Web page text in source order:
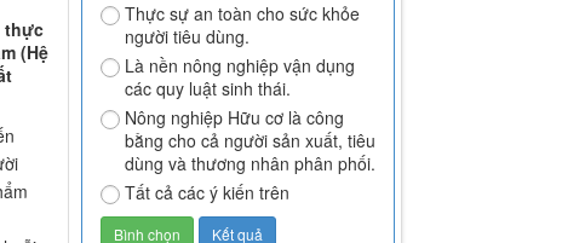
thực
(Hệ
Thực sự an toàn cho sức khỏe
người tiêu dùng.
Là nền nông nghiệp vận dụng
các quy luật sinh thái.
Nông nghiệp Hữu cơ là công
bằng cho cả người sản xuất, tiêu
dùng và thương nhân phân phối.
Tất cả các ý kiến trên